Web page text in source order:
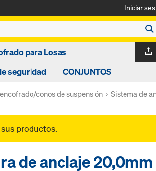
Iniciar
para Losas
seguridad CONJUNTOS
conos de suspensión
Sistema de
productos.
de anclaje